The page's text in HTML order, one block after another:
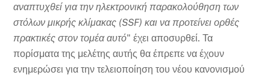
αναπτυχθεί για την ηλεκτρονική παρακολούθηση των
στόλων μικρής κλίμακας (SSF) και να προτείνει ορθές
πρακτικές στον τομέα αυτό" έχει αποσυρθεί. Τα
πορίσματα της μελέτης αυτής θα έπρεπε να έχουν
ενημερώσει για την τελειοποίηση του νέου κανονισμού